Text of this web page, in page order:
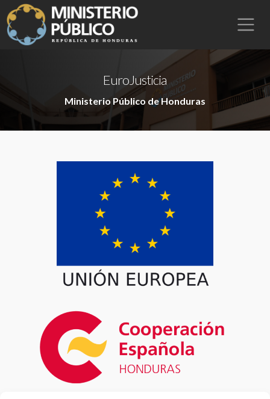
EuroJusticia
Ministerio Público de Honduras